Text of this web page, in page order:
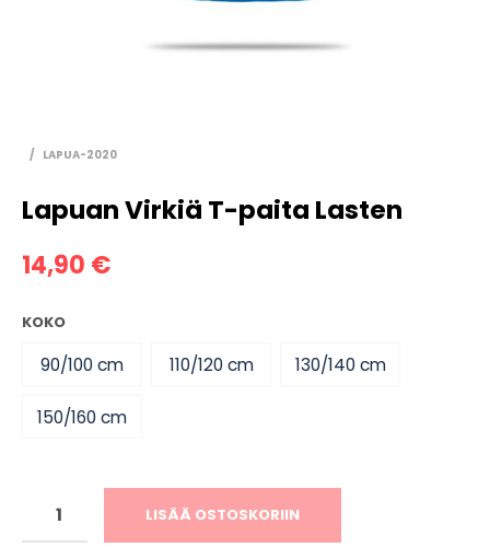
/ LAPUA-2020
Lapuan Virkiä T-paita Lasten
14,90 €
KOKO
90/100 cm 110/120 cm 130/140 cm
150/160 cm
LISÄÄ OSTOSKORIIN